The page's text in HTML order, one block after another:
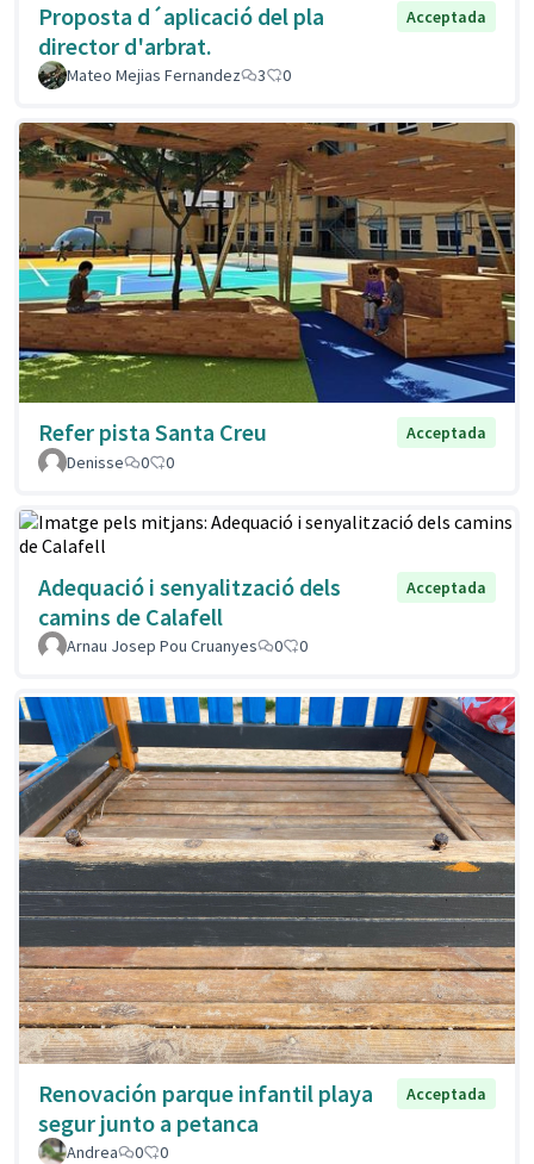
Proposta d´aplicació del pla
director d'arbrat.
Acceptada
Mateo Mejias Fernandez 3 0
Refer pista Santa Creu
Acceptada
Denisse
0 0
Adequació i senyalització dels
camins de Calafell
Acceptada
Arnau Josep Pou Cruanyes 0 0
Renovación parque infantil playa
segur junto a petanca
Acceptada
Andrea 0 0